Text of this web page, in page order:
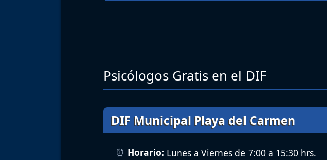
Psicólogos Gratis en el DIF
DIF Municipal Playa del Carmen
Horario: Lunes a Viernes de 7:00 a 15:30 hrs.